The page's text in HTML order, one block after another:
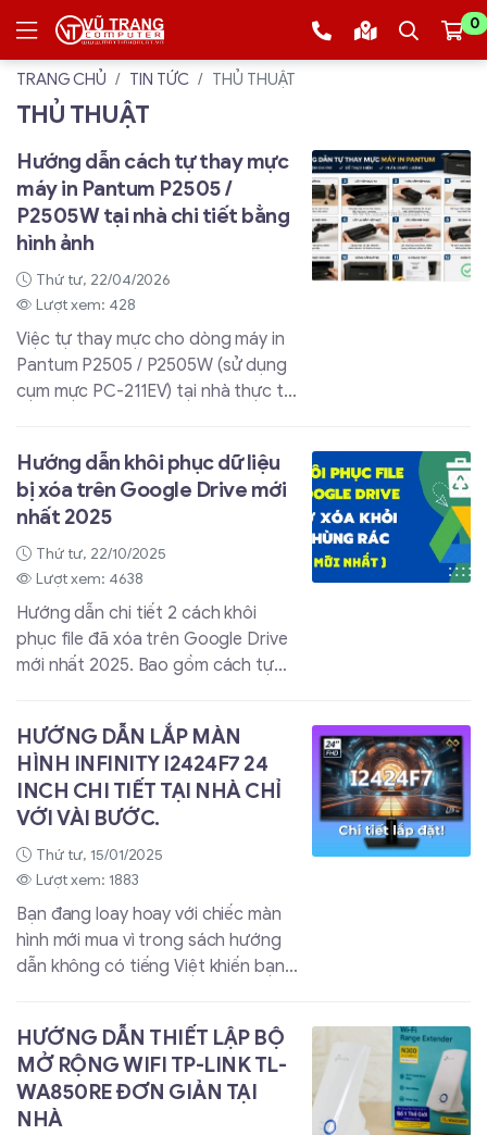
0
TRANG CHỦ TIN TỨC THỦ THUẬT
THỦ THUẬT
Hướng dẫn cách tự thay mực
máy in Pantum P2505 /
P2505W tại nhà chi tiết bằng
hình ảnh
Thứ tư, 22/04/2026
Lượt xem: 428
Việc tự thay mực cho dòng máy in
Pantum P2505 / P2505W (sử dụng
cụm mực PC-211EV) tại nhà thực tế
lại nhằm tiết kiệm chi phí.
Hướng dẫn khôi phục dữ liệu
bị xóa trên Google Drive mới
nhất 2025
Thứ tư, 22/10/2025
Lượt xem: 4638
Hướng dẫn chi tiết 2 cách khôi
phục file đã xóa trên Google Drive
mới nhất 2025. Bao gồm cách tự
ngày) và các bước liên hệ Google
Support để lấy lại dữ liệu đã xóa
vĩnh viễn hoặc sau 30 ngày.
HƯỚNG DẪN LẮP MÀN
HÌNH INFINITY I2424F7 24
INCH CHI TIẾT TẠI NHÀ CHỈ
VỚI VÀI BƯỚC.
Thứ tư, 15/01/2025
Lượt xem: 1883
Bạn đang loay hoay với chiếc màn
hình mới mua vì trong sách hướng
dẫn không có tiếng Việt khiến bạn
không đúng cách có thể làm ảnh
hưởng đến khả năng rơi vỡ của màn
hình? Vậy thì trong bài viết này,
maytinhdalat.vn sẽ hướng dẫn cho
các bạn cách lắp đặt màn hình máy
HƯỚNG DẪN THIẾT LẬP BỘ
MỞ RỘNG WIFI TP-LINK TL-
WA850RE ĐƠN GIẢN TẠI
NHÀ